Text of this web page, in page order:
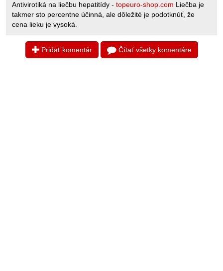
Antivirotiká na liečbu hepatitídy - topeuro-shop.com Liečba je
takmer sto percentne účinná, ale dôležité je podotknúť, že
cena lieku je vysoká.
Pridať komentár Čítať všetky komentáre